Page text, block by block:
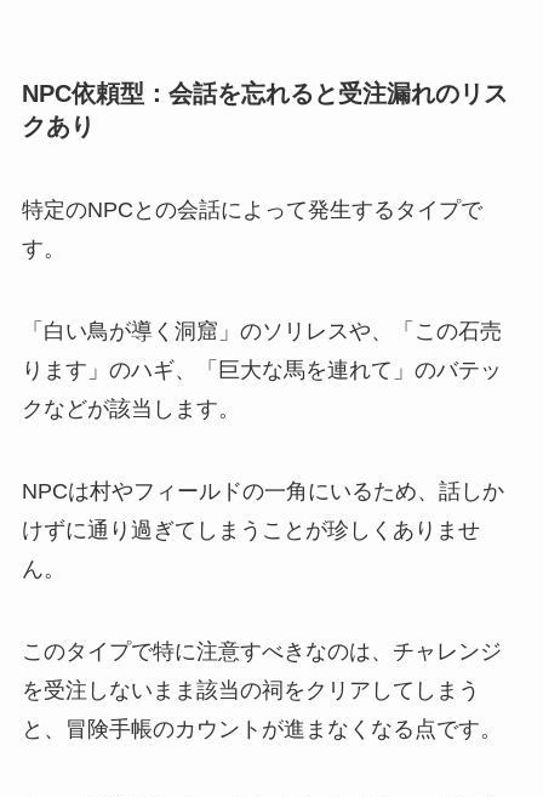
NPC依頼型：会話を忘れると受注漏れのリス
クあり
特定のNPCとの会話によって発生するタイプで
す。
「白い鳥が導く洞窟」のソリレスや、「この石売
ります」のハギ、「巨大な馬を連れて」のバテッ
クなどが該当します。
NPCは村やフィールドの一角にいるため、話しか
けずに通り過ぎてしまうことが珍しくありませ
ん。
このタイプで特に注意すべきなのは、チャレンジ
を受注しないまま該当の祠をクリアしてしまう
と、冒険手帳のカウントが進まなくなる点です。